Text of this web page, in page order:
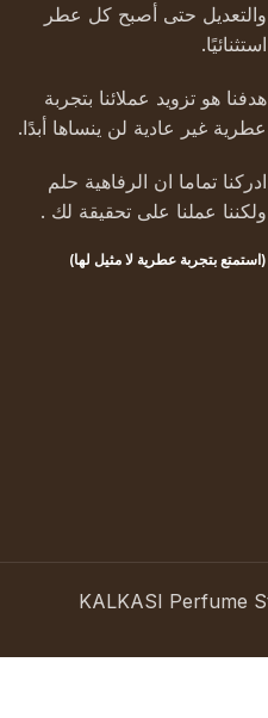
والتعديل حتى أصبح كل عطر
استثنائيًا.
هدفنا هو تزويد عملائنا بتجربة
عطرية غير عادية لن ينساها أبدًا.
ادركنا تماما ان الرفاهية حلم
ولكننا عملنا على تحقيقة لك .
(استمتع بتجربة عطرية لا مثيل لها)